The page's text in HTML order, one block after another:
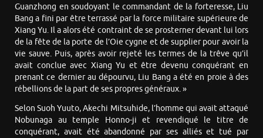
Guanzhong en soudoyant le commandant de la forteresse, Liu
Bang a fini par être terrassé par la force militaire supérieure de
Xiang Yu. Il a alors été contraint de se prosterner devant lui lors
de la fête de la porte de l’Oie cygne et de supplier pour avoir la
vie sauve. Puis, après avoir rejeté les termes de la trêve qu’il
avait conclue avec Xiang Yu et être devenu conquérant en
prenant ce dernier au dépourvu, Liu Bang a été en proie à des
rébellions de la part de ses propres généraux. »
Selon Suoh Yuuto, Akechi Mitsuhide, l’homme qui avait attaqué
Nobunaga au temple Honno-ji et revendiqué le titre de
conquérant, avait été abandonné par ses alliés et tué par